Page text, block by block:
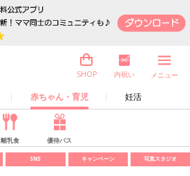
赤ちゃん・育児 妊活
SHOP 内祝い メニュー
離乳食 優待パス
SNS キャンペーン 写真スタジオ